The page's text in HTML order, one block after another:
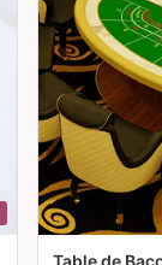
Table de